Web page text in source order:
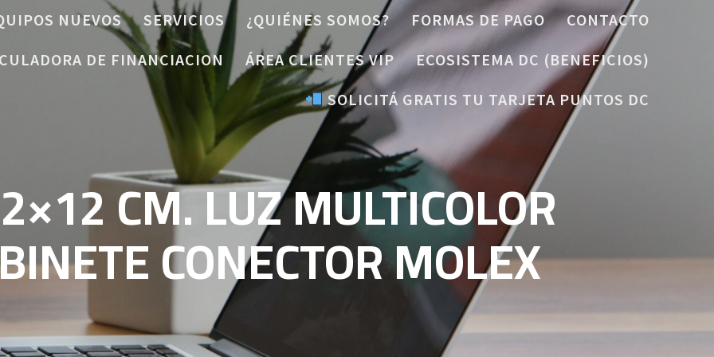
NUEVOS SERVICIOS ¿QUIÉNES SOMOS? FORMAS DE PAGO
CONTACTO
DE FINANCIACION
ÁREA CLIENTES VIP
ECOSISTEMA DC (BENEFICIOS)
SOLICITÁ GRATIS TU TARJETA PUNTOS DC
CM. LUZ MULTICOLOR
CONECTOR MOLEX